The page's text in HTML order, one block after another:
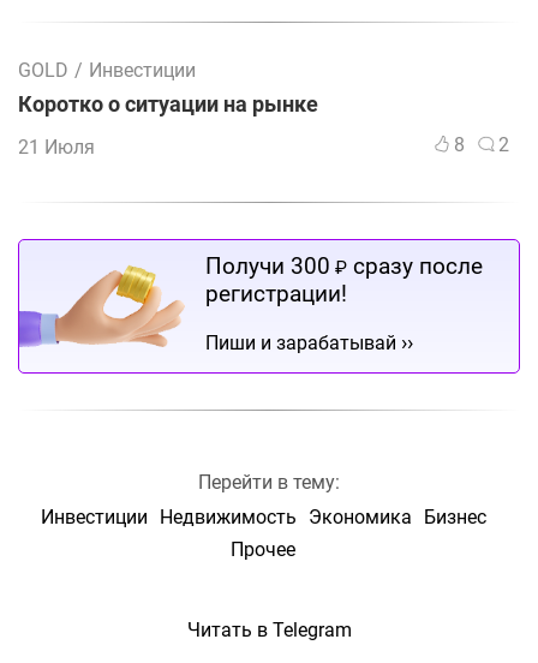
GOLD / Инвестиции
Коротко о ситуации на рынке
21 Июля 8 2
Получи 300 ₽ сразу после
регистрации!
Пиши и зарабатывай ››
Перейти в тему:
Инвестиции
Недвижимость Экономика
Бизнес
Прочее
Читать в Telegram